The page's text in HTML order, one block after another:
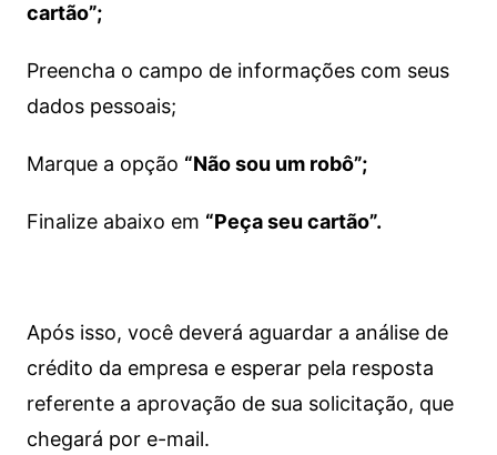
cartão”;
Preencha o campo de informações com seus
dados pessoais;
Marque a opção “Não sou um robô”;
Finalize abaixo em “Peça seu cartão”.
Após isso, você deverá aguardar a análise de
crédito da empresa e esperar pela resposta
referente a aprovação de sua solicitação, que
chegará por e-mail.